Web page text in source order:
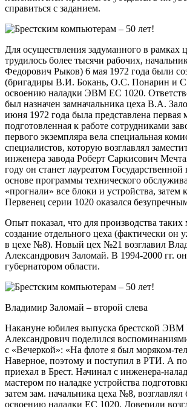
справиться с заданием.
Для осуществления задуманного в рамках
трудилось более тысячи рабочих,
Федорович Рыков) 6 мая 1972 года были
(бригадиры В.И. Бокань, О.С. Понарин и
освоению наладки ЭВМ ЕС 1020.
был назначен замначальника цеха В.А.
июня 1972 года была представлена
подготовленная к работе сотрудниками
первого экземпляра вела специальная
специалистов, которую возглавлял
инженера завода Роберт Саркисович
году он станет лауреатом
основе программы технического
«прогнали» все блоки и устройства, затем
Первенец серии 1020 оказался
Опыт показал, что для производства таких
создание отдельного цеха (фактически он
в цехе №8). Новый цех №21 возглавил
Александрович Заломай. В 1994-2000 гг. он
губернатором области.
Владимир Заломай – второй слева
Накануне юбилея выпуска брестской
Александрович поделился
с «Вечеркой»: «На флоте я был моряком-
Наверное, поэтому и поступил в РТИ. А
приехал в Брест. Начинал с инженера-
мастером по наладке устройства
затем зам. начальника цеха №8,
освоению наладки ЕС 1020. Доверили